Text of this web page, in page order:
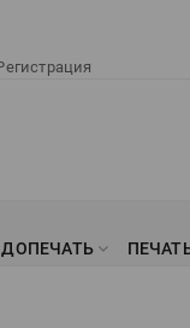
ДОПЕЧАТЬ